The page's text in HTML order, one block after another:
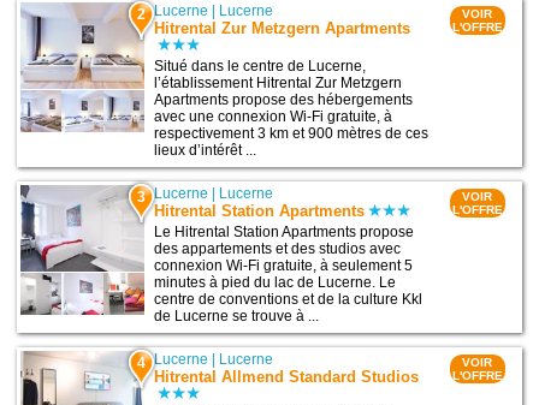
2 Lucerne Lucerne
Hitrental Zur Metzgern Apartments
Situé dans le centre de Lucerne,
l’établissement Hitrental Zur Metzgern
Apartments propose des hébergements
avec une connexion Wi-Fi gratuite, à
respectivement 3 km et 900 mètres de ces
lieux d’intérêt ...
VOIR
L'OFFRE
3 Lucerne Lucerne
Hitrental Station Apartments
Le Hitrental Station Apartments propose
des appartements et des studios avec
connexion Wi-Fi gratuite, à seulement 5
minutes à pied du lac de Lucerne. Le
centre de conventions et de la culture Kkl
de Lucerne se trouve à ...
VOIR
L'OFFRE
4 Lucerne Lucerne
Hitrental Allmend Standard Studios
VOIR
L'OFFRE